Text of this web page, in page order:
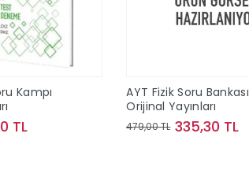
Kampı
TL
AYT Fizik Soru Bankası
Orijinal Yayınları
479,00 TL 335,30 TL